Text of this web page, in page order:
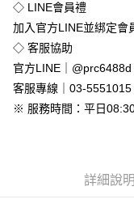
全家付款取貨
免運費
付款後全家取貨
免運費
7-11付款取貨
◇ LINE會員禮
加入官方LINE並綁定會
◇ 客服協助
官方LINE｜@prc6488d
客服專線｜03-5551015
※ 服務時間：平日
詳細說明